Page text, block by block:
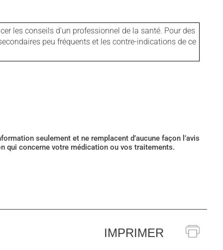
les conseils d'un professionnel de la santé. Pour des
peu fréquents et les contre-indications de ce
seulement et ne remplacent d’aucune façon l’avis
qui concerne votre médication ou vos traitements.
IMPRIMER